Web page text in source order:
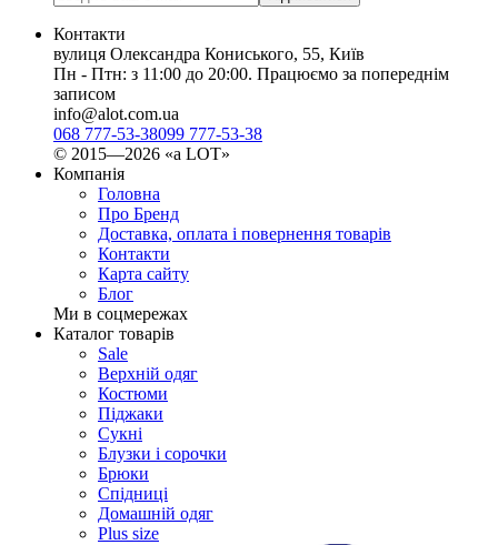
Контакти
вулиця Олександра Кониського, 55, Київ
Пн - Птн: з 11:00 до 20:00. Працюємо за попереднім
записом
info@alot.com.ua
068 777-53-38099 777-53-38
© 2015—2026 «а LOT»
Компанія
Головна
Про Бренд
Доставка, оплата і повернення товарів
Контакти
Карта сайту
Блог
Ми в соцмережах
Каталог товарів
Sale
Верхній одяг
Костюми
Піджаки
Сукні
Блузки і сорочки
Брюки
Спідниці
Домашній одяг
Plus size